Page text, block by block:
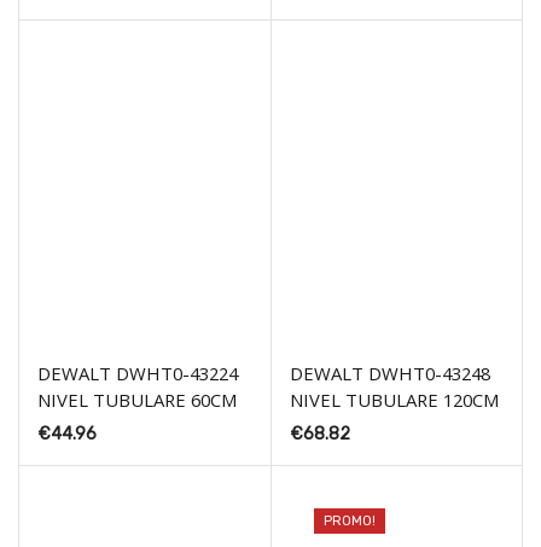
DEWALT DWHT0-43224
NIVEL TUBULARE 60CM
€44.96
DEWALT DWHT0-43248
NIVEL TUBULARE 120CM
€68.82
PROMO!